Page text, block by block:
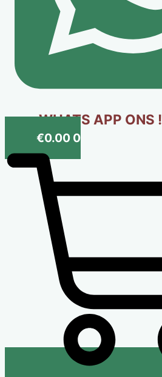
WHATS APP ONS !
€0.00 0